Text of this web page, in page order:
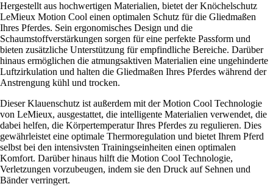
Hergestellt aus hochwertigen Materialien, bietet der Knöchelschutz
LeMieux Motion Cool einen optimalen Schutz für die Gliedmaßen
Ihres Pferdes. Sein ergonomisches Design und die
Schaumstoffverstärkungen sorgen für eine perfekte Passform und
bieten zusätzliche Unterstützung für empfindliche Bereiche. Darüber
hinaus ermöglichen die atmungsaktiven Materialien eine ungehinderte
Luftzirkulation und halten die Gliedmaßen Ihres Pferdes während der
Anstrengung kühl und trocken.
Dieser Klauenschutz ist außerdem mit der Motion Cool Technologie
von LeMieux, ausgestattet, die intelligente Materialien verwendet, die
dabei helfen, die Körpertemperatur Ihres Pferdes zu regulieren. Dies
gewährleistet eine optimale Thermoregulation und bietet Ihrem Pferd
selbst bei den intensivsten Trainingseinheiten einen optimalen
Komfort. Darüber hinaus hilft die Motion Cool Technologie,
Verletzungen vorzubeugen, indem sie den Druck auf Sehnen und
Bänder verringert.